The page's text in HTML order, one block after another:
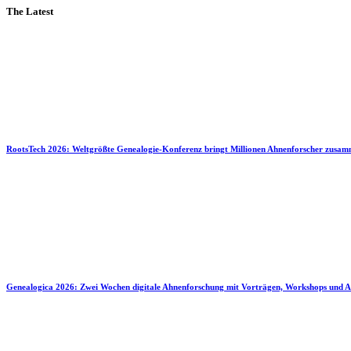
The Latest
RootsTech 2026: Weltgrößte Genealogie-Konferenz bringt Millionen Ahnenforscher
Genealogica 2026: Zwei Wochen digitale Ahnenforschung mit Vorträgen, Workshops und